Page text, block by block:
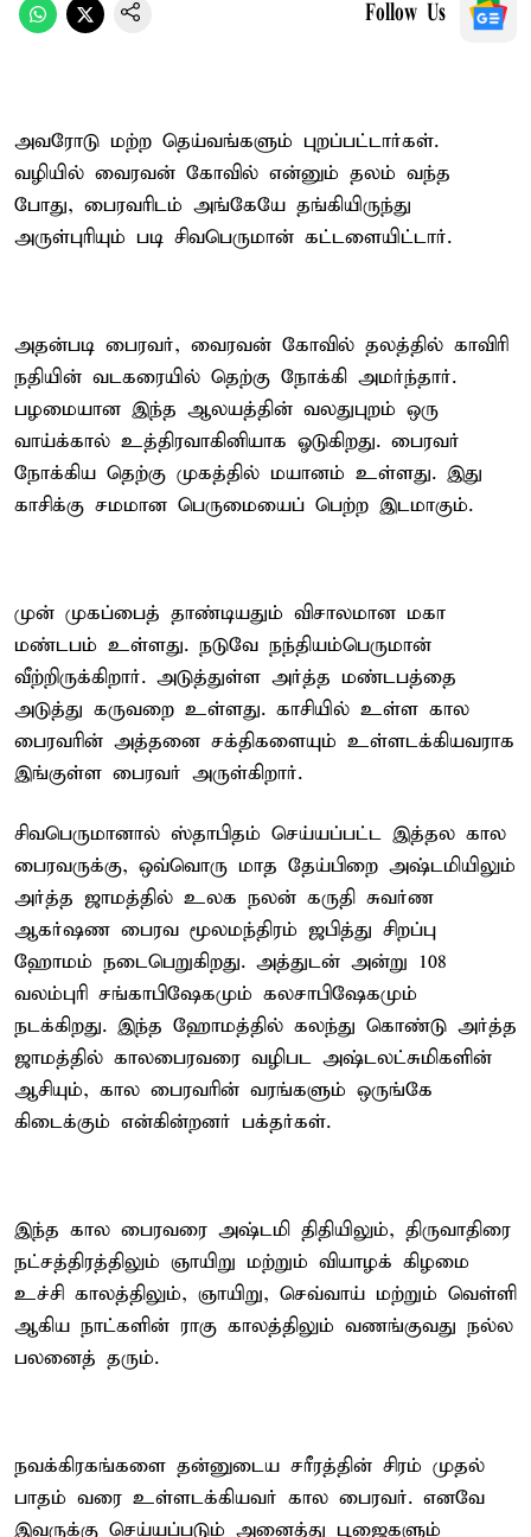
Follow Us
அவரோடு மற்ற தெய்வங்களும் புறப்பட்டார்கள்.
வழியில் வைரவன் கோவில் என்னும் தலம் வந்த
போது, பைரவரிடம் அங்கேயே தங்கியிருந்து
அருள்புரியும் படி சிவபெருமான் கட்டளையிட்டார்.
அதன்படி பைரவர், வைரவன் கோவில் தலத்தில் காவிரி
நதியின் வடகரையில் தெற்கு நோக்கி அமர்ந்தார்.
பழமையான இந்த ஆலயத்தின் வலதுபுறம் ஒரு
வாய்க்கால் உத்திரவாகினியாக ஓடுகிறது. பைரவர்
நோக்கிய தெற்கு முகத்தில் மயானம் உள்ளது. இது
காசிக்கு சமமான பெருமையைப் பெற்ற இடமாகும்.
முன் முகப்பைத் தாண்டியதும் விசாலமான மகா
மண்டபம் உள்ளது. நடுவே நந்தியம்பெருமான்
வீற்றிருக்கிறார். அடுத்துள்ள அர்த்த மண்டபத்தை
அடுத்து கருவறை உள்ளது. காசியில் உள்ள கால
பைரவரின் அத்தனை சக்திகளையும் உள்ளடக்கியவராக
இங்குள்ள பைரவர் அருள்கிறார்.
சிவபெருமானால் ஸ்தாபிதம் செய்யப்பட்ட இத்தல கால
பைரவருக்கு, ஒவ்வொரு மாத தேய்பிறை அஷ்டமியிலும்
அர்த்த ஜாமத்தில் உலக நலன் கருதி சுவர்ண
ஆகர்ஷண பைரவ மூலமந்திரம் ஜபித்து சிறப்பு
ஹோமம் நடைபெறுகிறது. அத்துடன் அன்று 108
வலம்புரி சங்காபிஷேகமும் கலசாபிஷேகமும்
நடக்கிறது. இந்த ஹோமத்தில் கலந்து கொண்டு அர்த்த
ஜாமத்தில் காலபைரவரை வழிபட அஷ்டலட்சுமிகளின்
ஆசியும், கால பைரவரின் வரங்களும் ஒருங்கே
கிடைக்கும் என்கின்றனர் பக்தர்கள்.
இந்த கால பைரவரை அஷ்டமி திதியிலும், திருவாதிரை
நட்சத்திரத்திலும் ஞாயிறு மற்றும் வியாழக் கிழமை
உச்சி காலத்திலும், ஞாயிறு, செவ்வாய் மற்றும் வெள்ளி
ஆகிய நாட்களின் ராகு காலத்திலும் வணங்குவது நல்ல
பலனைத் தரும்.
நவக்கிரகங்களை தன்னுடைய சரீரத்தின் சிரம் முதல்
பாதம் வரை உள்ளடக்கியவர் கால பைரவர். எனவே
இவருக்கு செய்யப்படும் அனைத்து பூஜைகளும்